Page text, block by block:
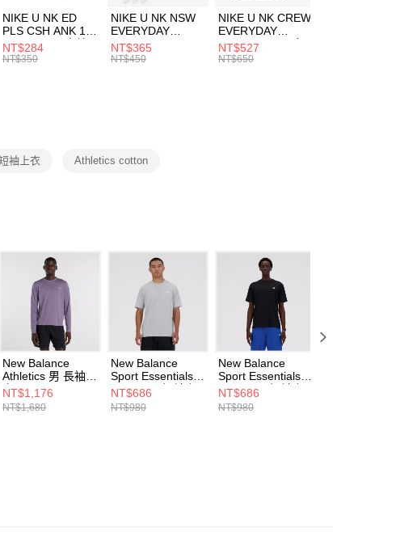
３．收到繳費通知簡訊後14天內，點擊此簡訊中的連結，可透過四大超商
／ATM／網路銀行／等多元方式進行付款，方視為交易完成。
※ 請注意：結帳手續完成當下不需立刻繳費，但若您需要取消訂單，請聯
絡購買商品的店家。未經商家同意取消之訂單仍視為有效，需透過AFTEE
先享後付繳納相關費用。
交易，需依本服務之必要範圍內提供個人資料，並將交易相關給付款項請
任。
４．使用「AFTEE先享後付」時，將依據個別帳號之用戶狀況，依本公司
即時審查核予不同之上限額度；若仍有額度不足之情形，本公司將視審查
結果請求用戶進行身份認證。
５．嚴禁一人註冊多個帳號或使用他人資訊註冊。若發現惡意使用之情
形，恩沛科技股份有限公司將有權停止該用戶之使用額度並採取法律行
付款後門市自取
每筆NT$100，滿NT$1,500(含以上)免運費
NIKE U NK ED
PLS CSH ANK 1P
144 DBL 男 中統
襪 DH4058104
NT$284
NT$350
NIKE U NK NSW
EVERYDAY
ESSENTIAL CR
男女 短統襪
NT$365
NT$450
NIKE U NK CREW
EVERYDAY
BBALL 3PR 男女
長統襪
NT$527
NT$650
袖上衣 Athletics cotton
New Balance
Athletics 男 長袖上
衣 MT41256AB7-
F
NT$1,176
NT$1,680
New Balance
Sport Essentials
Cotton 男 短袖上
衣 MT41509AG-F
NT$686
NT$980
New Balance
Sport Essentials
Cotton 男 短袖上
衣 MT41509BK-F
NT$686
NT$980